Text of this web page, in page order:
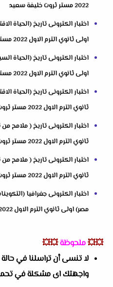
2022 مستر ثروت خليفة سعيد
اولى ثانوي الترم الاول 2022 مستر ثروت خليفة سعيد
اختبار الكترونى تاريخ (الحياة
اولى ثانوي الترم الاول 2022 مستر ثروت خليفة سعيد
ثانوي الترم الاول 2022 مستر ثروت خليفة سعيد
ثانوي الترم الاول 2022 مستر ثروت خليفة سعيد
ثانوي الترم الاول 2022 مستر ثروت خليفة سعيد
اختبار الكترونى جغرافيا
مصر) اولى ثانوي الترم الاول 2022 مستر ثروت خليفة سعيد
💥💥ملحوظة💥💥
لا تنسى أن تراسلنا في
واجهتك اى مشكلة في